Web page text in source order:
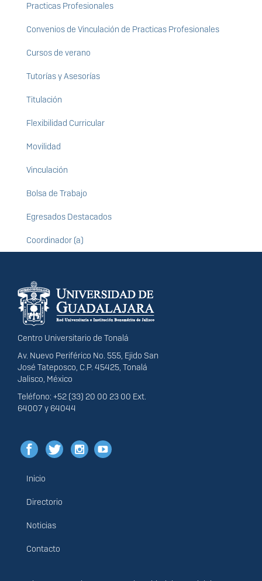
Practicas Profesionales
Convenios de Vinculación de Practicas Profesionales
Cursos de verano
Tutorías y Asesorías
Titulación
Flexibilidad Curricular
Movilidad
Vinculación
Bolsa de Trabajo
Egresados Destacados
Coordinador (a)
Información del
portal
Centro Universitario de Tonalá
Av. Nuevo Periférico No. 555, Ejido San
José Tateposco, C.P. 45425, Tonalá
Jalisco, México
Teléfono: +52 (33) 20 00 23 00 Ext.
64007 y 64044
Menú
principal
Inicio
Directorio
Noticias
Contacto